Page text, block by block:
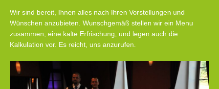
Wir sind bereit, Ihnen alles nach Ihren Vorstellungen und
Wünschen anzubieten. Wunschgemäß stellen wir ein Menu
zusammen, eine kalte Erfrischung, und legen auch die
Kalkulation vor. Es reicht, uns anzurufen.